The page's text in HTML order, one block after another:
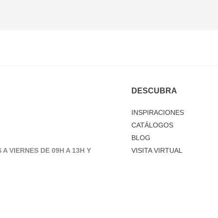
A VIERNES DE 09H A 13H Y
DESCUBRA
INSPIRACIONES
CATÁLOGOS
BLOG
VISITA VIRTUAL